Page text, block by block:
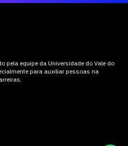
pela equipe da Universidade do Vale do
para auxiliar pessoas na